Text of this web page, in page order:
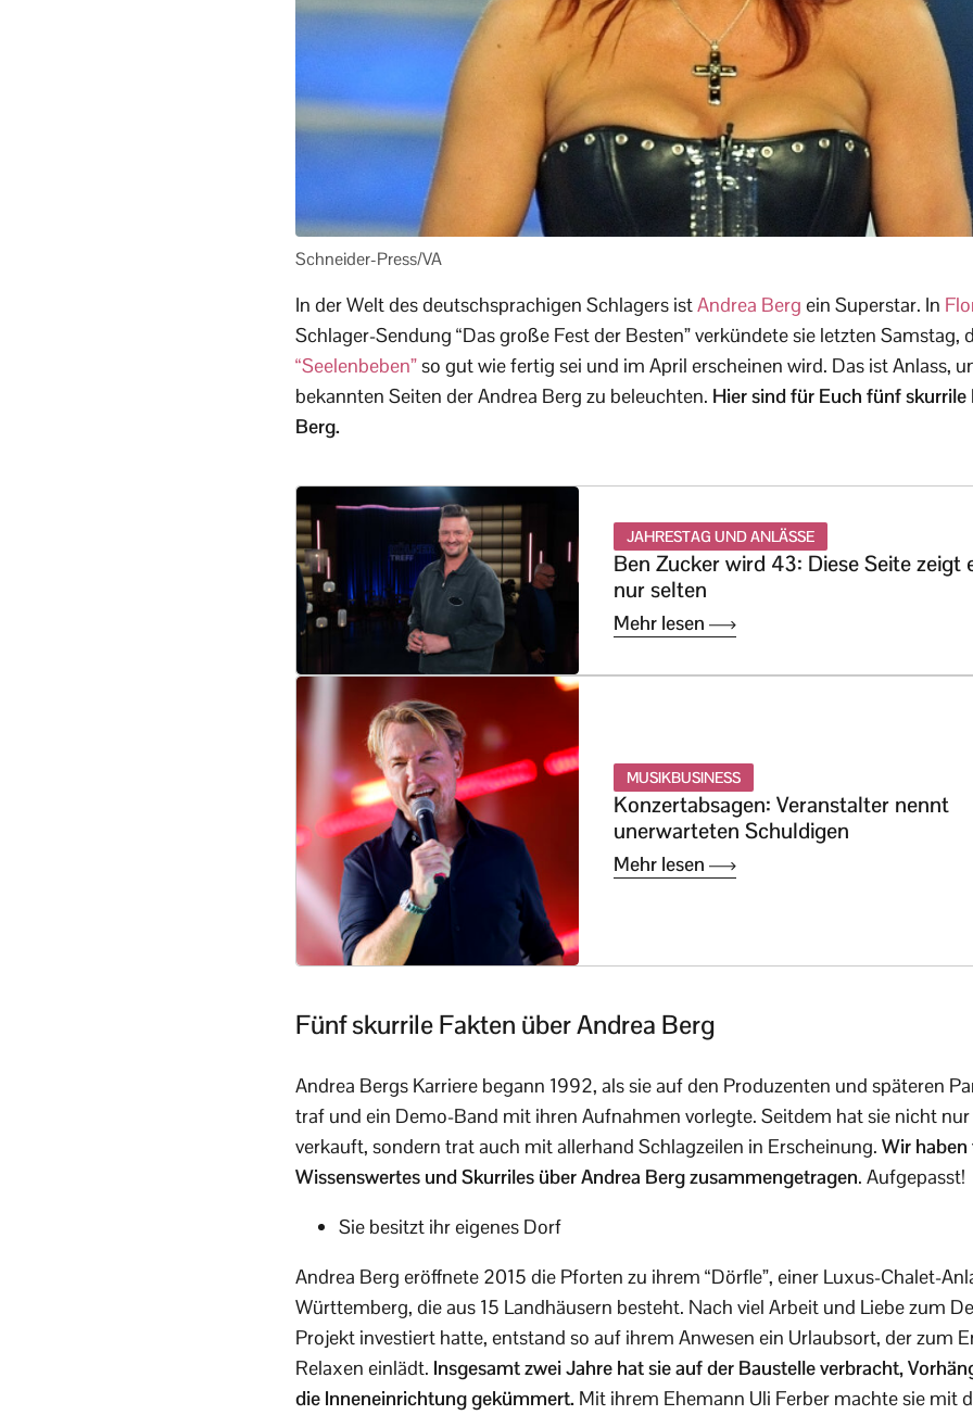
Schneider-Press/VA
In der Welt des deutschsprachigen Schlagers istAndrea Berg ein Superstar. In
Schlager-Sendung “Das große Fest der Besten” verkündete sie letzten Samstag,
“Seelenbeben”so gut wie fertig sei und im April erscheinen wird. Das ist Anlass,
bekannten Seiten der Andrea Berg zu beleuchten. Hier sind für Euch fünf skurrile
Berg.
JAHRESTAG UND ANLÄSSE
Ben Zucker wird 43: Diese Seite zeigt
nur selten
Mehr lesen
MUSIKBUSINESS
Konzertabsagen: Veranstalter nennt
unerwarteten Schuldigen
Mehr lesen
Fünf skurrile Fakten über Andrea Berg
Andrea Bergs Karriere begann 1992, als sie auf den Produzenten und späteren
traf und ein Demo-Band mit ihren Aufnahmen vorlegte. Seitdem hat sie nicht
verkauft, sondern trat auch mit allerhand Schlagzeilen in Erscheinung. Wir
Wissenswertes und Skurriles über Andrea Berg zusammengetragen. Aufgepasst!
Sie besitzt ihr eigenes Dorf
Andrea Berg eröffnete 2015 die Pforten zu ihrem “Dörfle”, einer Luxus-Chalet-
Württemberg, die aus 15 Landhäusern besteht. Nach viel Arbeit und Liebe zum
Projekt investiert hatte, entstand so auf ihrem Anwesen ein Urlaubsort, der zum
Relaxen einlädt. Insgesamt zwei Jahre hat sie auf der Baustelle verbracht,
die Inneneinrichtung gekümmert. Mit ihrem Ehemann Uli Ferber machte sie mit